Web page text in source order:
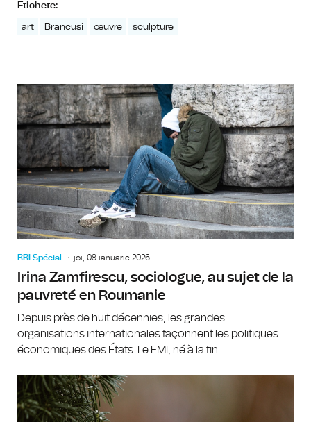
Etichete:
art Brancusi œuvre sculpture
RRI Spécial joi, 08 ianuarie 2026
Irina Zamfirescu, sociologue, au sujet de la
pauvreté en Roumanie
Depuis près de huit décennies, les grandes
organisations internationales façonnent les politiques
économiques des États. Le FMI, né à la fin...